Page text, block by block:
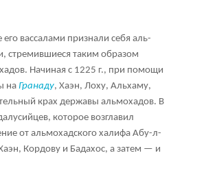
его вассалами признали себя аль-
стремившиеся таким образом
Начиная с 1225 г., при помощи
наГранаду, Хаэн, Лоху, Альхаму,
крах державы альмохадов. В
которое возглавил
от альмохадского халифа Абу-л-
Кордову и Бадахос, а затем — и